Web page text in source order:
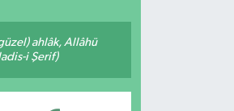
ahlâk, Allâhü
i Şerif)